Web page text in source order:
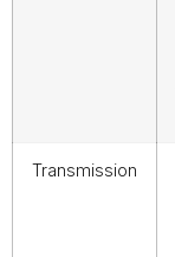
Transmission